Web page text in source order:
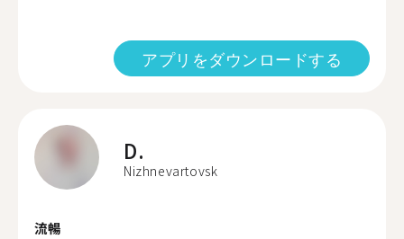
アプリをダウンロードする
D.
Nizhnevartovsk
流暢